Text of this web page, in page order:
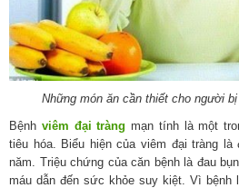
Những món ăn cần thiết cho người
Bệnh viêm đại tràng mạn tính là một
tiêu hóa. Biểu hiện của viêm đại tràng là
năm. Triệu chứng của căn bệnh là đau
máu dẫn đến sức khỏe suy kiệt. Vì bệnh